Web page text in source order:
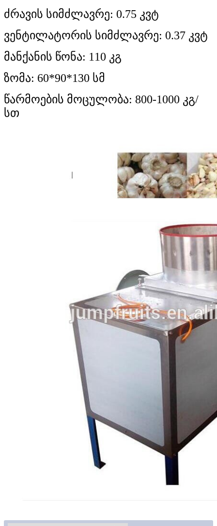
ძრავის სიმძლავრე: 0.75 კვტ
ვენტილატორის სიმძლავრე: 0.37 კვტ
მანქანის წონა: 110 კგ
ზომა: 60*90*130 სმ
წარმოების მოცულობა: 800-1000 კგ/
სთ